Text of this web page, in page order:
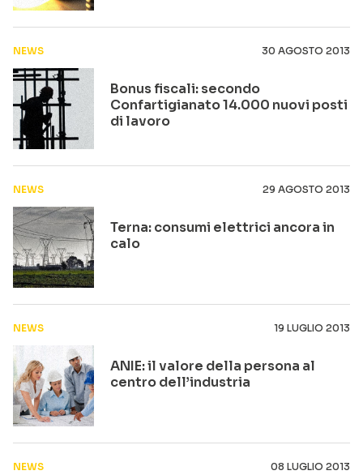
NEWS 30 AGOSTO 2013
Bonus fiscali: secondo
Confartigianato 14.000 nuovi posti
di lavoro
NEWS 29 AGOSTO 2013
Terna: consumi elettrici ancora in
calo
NEWS 19 LUGLIO 2013
ANIE: il valore della persona al
centro dell’industria
NEWS 08 LUGLIO 2013